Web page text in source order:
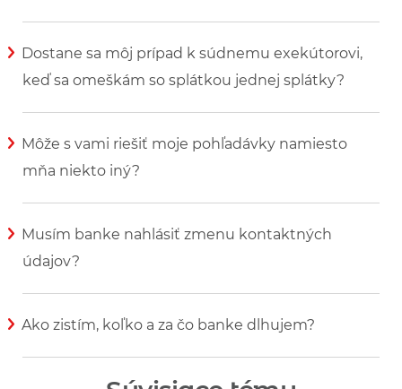
Dostane sa môj prípad k súdnemu exekútorovi,
keď sa omeškám so splátkou jednej splátky?
Môže s vami riešiť moje pohľadávky namiesto
mňa niekto iný?
Musím banke nahlásiť zmenu kontaktných
údajov?
Ako zistím, koľko a za čo banke dlhujem?